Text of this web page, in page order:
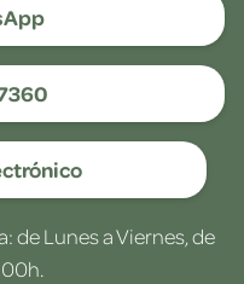
de Lunes a Viernes, de